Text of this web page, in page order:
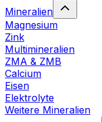
Mineralien
Magnesium
Zink
Multimineralien
ZMA & ZMB
Calcium
Eisen
Elektrolyte
Weitere Mineralien